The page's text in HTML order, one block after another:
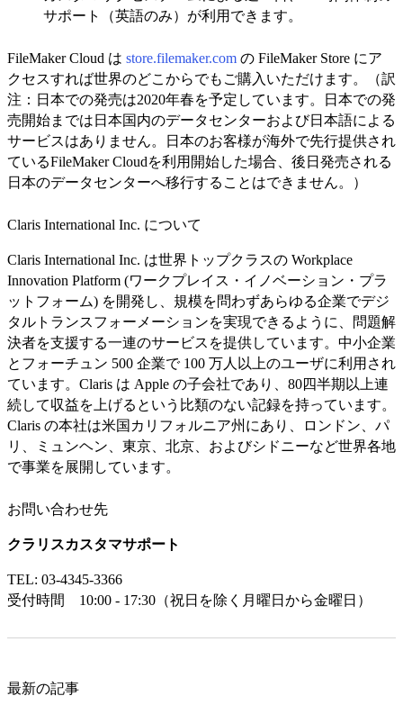
サポート（英語のみ）が利用できます。
FileMaker Cloud は store.filemaker.com の FileMaker Store にア
クセスすれば世界のどこからでもご購入いただけます。（訳
注：日本での発売は2020年春を予定しています。日本での発
売開始までは日本国内のデータセンターおよび日本語による
サービスはありません。日本のお客様が海外で先行提供され
ているFileMaker Cloudを利用開始した場合、後日発売される
日本のデータセンターへ移行することはできません。）
Claris International Inc. について
Claris International Inc. は世界トップクラスの Workplace
Innovation Platform (ワークプレイス・イノベーション・プラ
ットフォーム) を開発し、規模を問わずあらゆる企業でデジ
タルトランスフォーメーションを実現できるように、問題解
決者を支援する一連のサービスを提供しています。中小企業
とフォーチュン 500 企業で 100 万人以上のユーザに利用され
ています。Claris は Apple の子会社であり、80四半期以上連
続して収益を上げるという比類のない記録を持っています。
Claris の本社は米国カリフォルニア州にあり、ロンドン、パ
リ、ミュンヘン、東京、北京、およびシドニーなど世界各地
で事業を展開しています。
お問い合わせ先
クラリスカスタマサポート
TEL: 03-4345-3366
受付時間 10:00 - 17:30（祝日を除く月曜日から金曜日）
最新の記事